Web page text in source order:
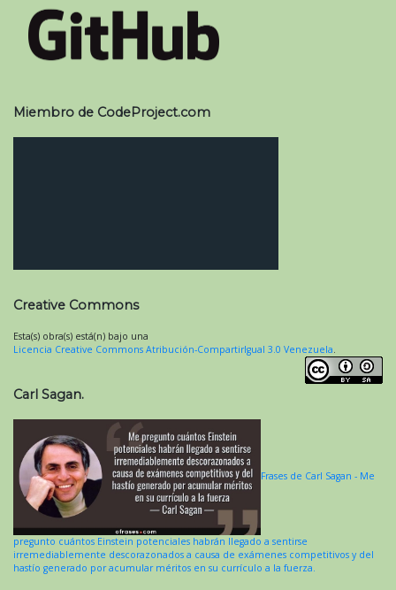
Miembro de CodeProject.com
Creative Commons
Esta(s) obra(s) está(n) bajo una
Licencia Creative Commons Atribución-CompartirIgual 3.0 Venezuela
Carl Sagan.
Frases de Carl Sagan - Me
pregunto cuántos Einstein potenciales habrán llegado a sentirse
irremediablemente descorazonados a causa de exámenes competitivos y del
hastío generado por acumular méritos en su currículo a la fuerza.